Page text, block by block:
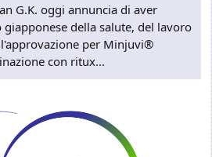
G.K. oggi annuncia di aver
della salute, del lavoro
per Minjuvi®
con ritux...